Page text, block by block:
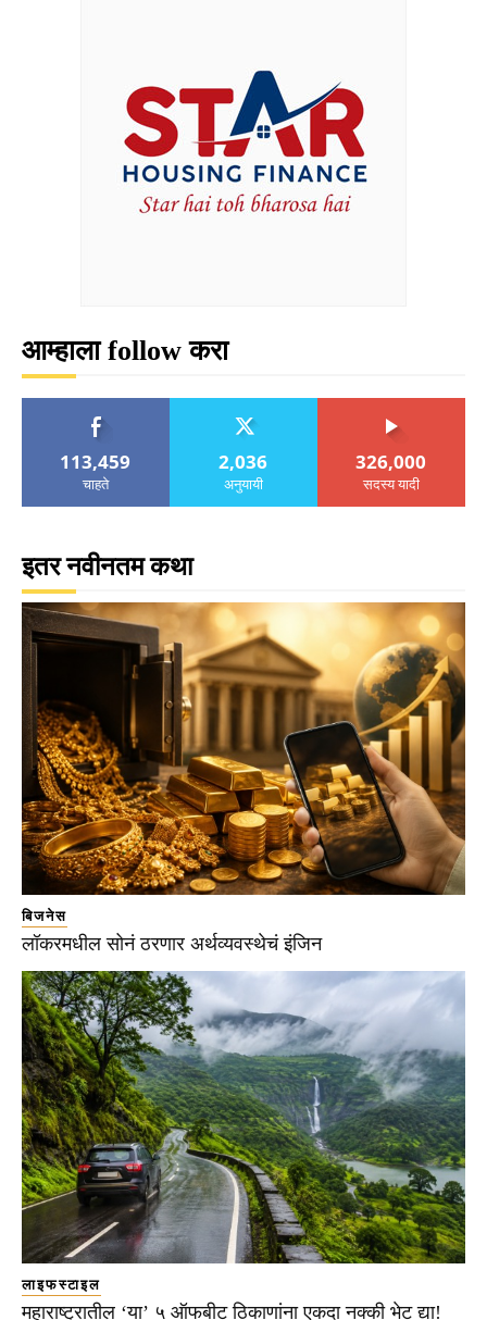
आम्हाला follow करा
113,459
चाहते
2,036
अनुयायी
326,000
सदस्य यादी
इतर नवीनतम कथा
बिजनेस
लॉकरमधील सोनं ठरणार अर्थव्यवस्थेचं इंजिन
लाइफस्टाइल
महाराष्ट्रातील ‘या’ ५ ऑफबीट ठिकाणांना एकदा नक्की भेट द्या!